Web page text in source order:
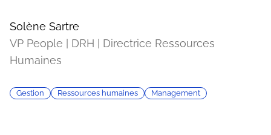
Solène Sartre
VP People | DRH | Directrice Ressources
Humaines
Gestion Ressources humaines Management